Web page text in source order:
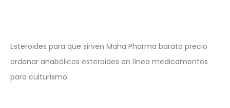
Esteroides para que sirven Maha Pharma barato precio
ordenar anabólicos esteroides en línea medicamentos
para culturismo.